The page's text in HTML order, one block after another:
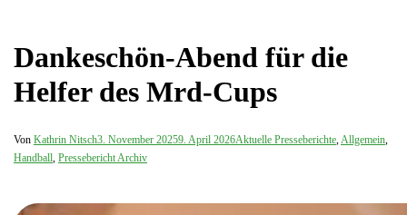
Dankeschön-Abend für die
Helfer des Mrd-Cups
Von Kathrin Nitsch3. November 20259. April 2026Aktuelle Presseberichte,Allgemein,
Handball, Pressebericht Archiv